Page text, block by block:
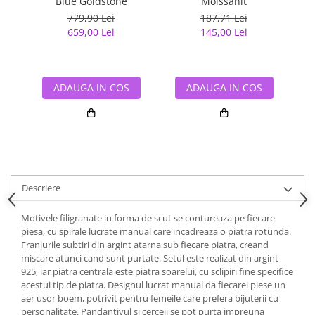
779,90 Lei
659,00 Lei
ADAUGA IN COS
187,71 Lei
145,00 Lei
ADAUGA IN COS
Descriere
Motivele filigranate in forma de scut se contureaza pe fiecare
piesa, cu spirale lucrate manual care incadreaza o piatra rotunda.
Franjurile subtiri din argint atarna sub fiecare piatra, creand
miscare atunci cand sunt purtate. Setul este realizat din argint
925, iar piatra centrala este piatra soarelui, cu sclipiri fine specifice
acestui tip de piatra. Designul lucrat manual da fiecarei piese un
aer usor boem, potrivit pentru femeile care prefera bijuterii cu
personalitate. Pandantivul si cerceii se pot purta impreuna